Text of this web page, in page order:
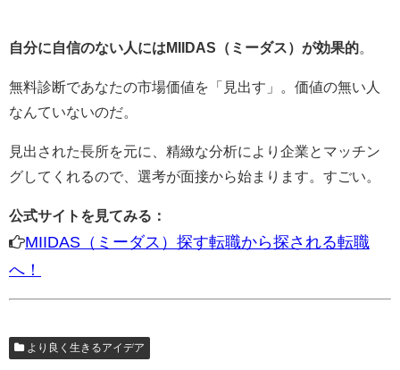
自分に自信のない人にはMIIDAS（ミーダス）が効果的。
無料診断であなたの市場価値を「見出す」。価値の無い人
なんていないのだ。
見出された長所を元に、精緻な分析により企業とマッチン
グしてくれるので、選考が面接から始まります。すごい。
公式サイトを見てみる：
MIIDAS（ミーダス）探す転職から探される転職
へ！
より良く生きるアイデア